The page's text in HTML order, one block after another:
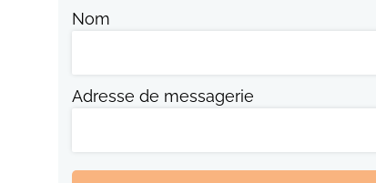
Nom
Adresse de messagerie